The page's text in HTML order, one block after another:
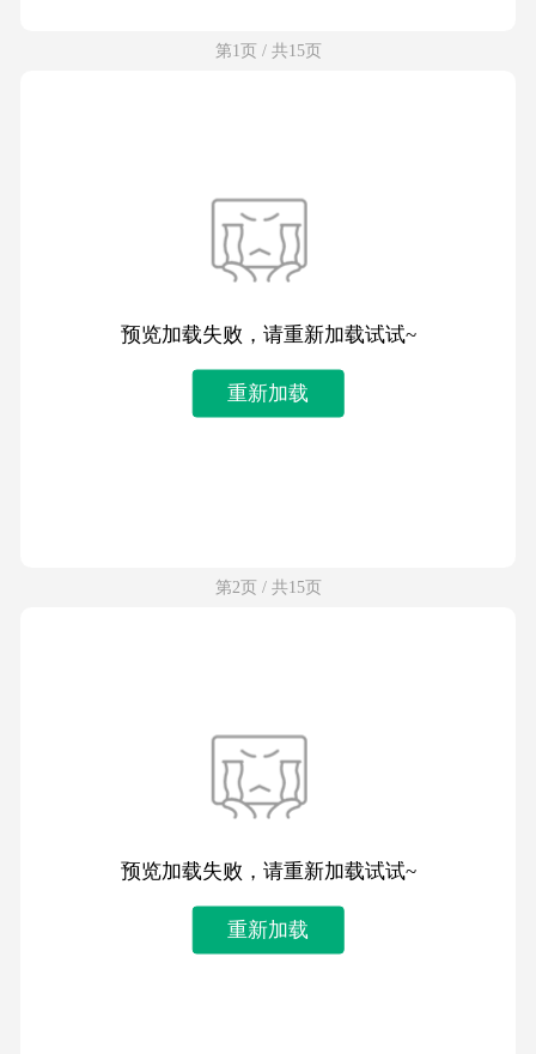
第1页 / 共15页
预览加载失败，请重新加载试试~
重新加载
第2页 / 共15页
预览加载失败，请重新加载试试~
重新加载